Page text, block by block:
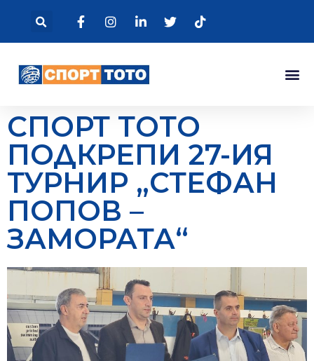
СПОРТ ТОТО
ПОДКРЕПИ 27-ИЯ
ТУРНИР „СТЕФАН
ПОПОВ –
ЗАМОРАТА“